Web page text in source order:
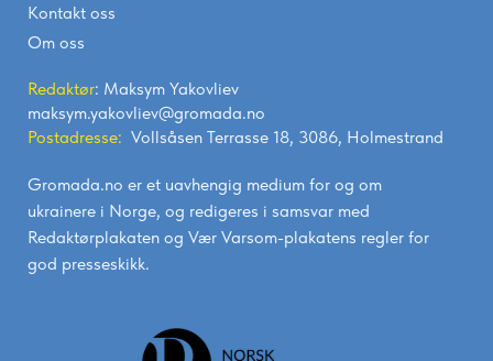
Kontakt oss
Om oss
Redaktør: Maksym Yakovliev
maksym.yakovliev@gromada.no
Postadresse: Vollsåsen Terrasse 18, 3086, Holmestrand
Gromada.no er et uavhengig medium for og om
ukrainere i Norge, og redigeres i samsvar med
Redaktørplakaten og Vær Varsom-plakatens regler for
god presseskikk.